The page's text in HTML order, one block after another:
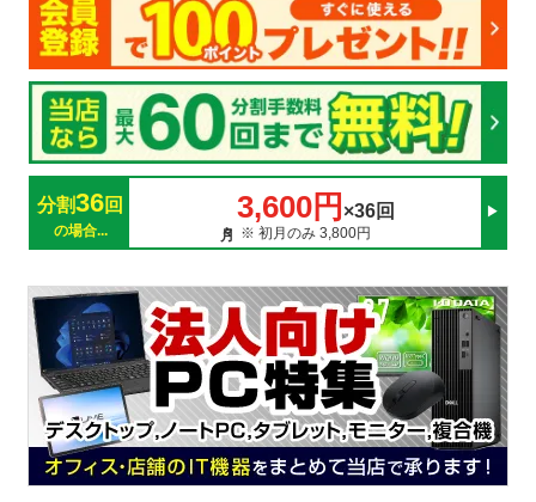
分割36回
の場合...
3,600円 ×36回
※ 初月のみ 3,800円